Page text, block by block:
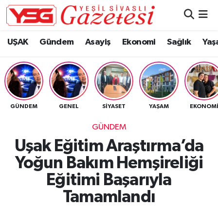
UŞAK Gündem Asayiş Ekonomi Sağlık
GÜNDEM GENEL SIYASET YAŞAM EKONOMI
GÜNDEM
Uşak Eğitim Araştırma’da
Yoğun Bakım Hemşireliği
Eğitimi Başarıyla
Tamamlandı
Hava Durumu
Namaz Vakitleri
Trafik Durumu
Tüm Manşetler
Son Dakika Haberleri